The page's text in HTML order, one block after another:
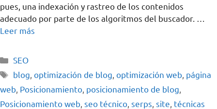
pues, una indexación y rastreo de los contenidos
adecuado por parte de los algoritmos del buscador. …
Leer más
SEO
blog ,optimización de blog ,optimización web página
web Posicionamiento posicionamiento de blog
Posicionamiento web seo técnico serps site técnicas